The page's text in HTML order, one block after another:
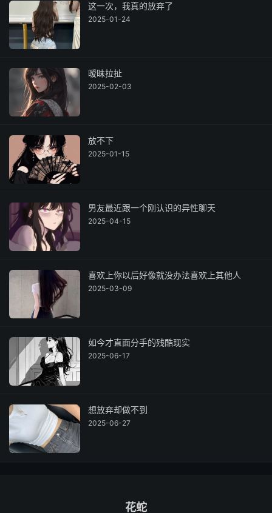
这一次，我真的放弃了
2025-01-24
暧昧拉扯
2025-02-03
放不下
2025-01-15
男友最近跟一个刚认识的异性聊天
2025-04-15
喜欢上你以后好像就没办法喜欢上其他人
2025-03-09
如今才直面分手的残酷现实
2025-06-17
想放弃却做不到
2025-06-27
花蛇